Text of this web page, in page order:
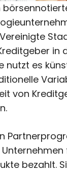
in
nutzt es
von
bezahlt.